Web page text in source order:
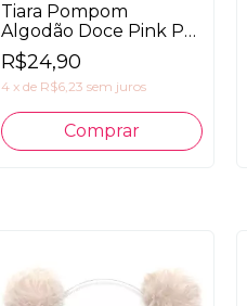
Tiara Pompom
Algodão Doce Pink P
Prespontada
R$24,90
4 x de R$6,23 sem juros